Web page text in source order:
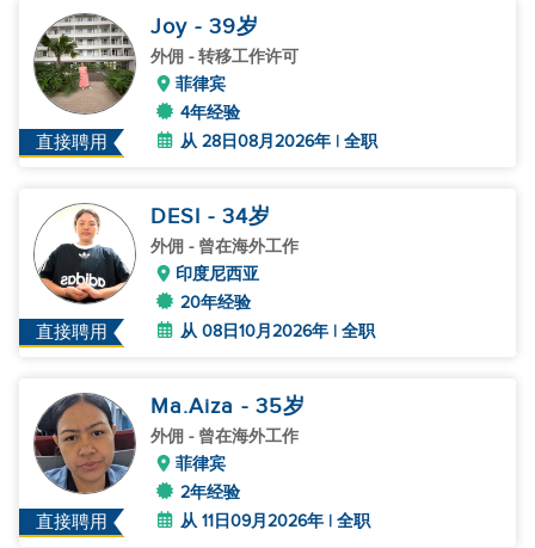
直接聘用
Joy - 39岁
外佣 - 转移工作许可
菲律宾
4年经验
从 28日08月2026年 | 全职
直接聘用
DESI - 34岁
外佣 - 曾在海外工作
印度尼西亚
20年经验
从 08日10月2026年 | 全职
直接聘用
Ma.Aiza - 35岁
外佣 - 曾在海外工作
菲律宾
2年经验
从 11日09月2026年 | 全职